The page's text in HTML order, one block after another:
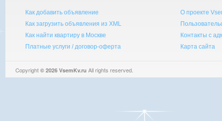
Как добавить объявление
Как загрузить объявления из XML
Как найти квартиру в Москве
Платные услуги / договор-оферта
О проекте
Контакты с
Карта сайта
Copyright © 2026 VsemKv.ru All rights reserved.